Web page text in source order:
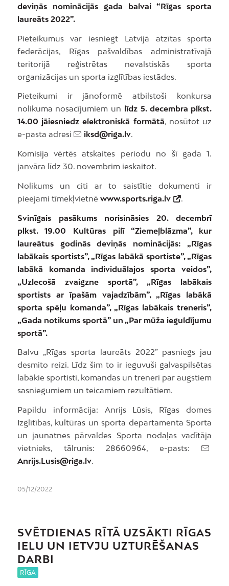
deviņās nominācijās gada balvai “Rīgas sporta
laureāts 2022”.
Pieteikumus var iesniegt Latvijā atzītas sporta
federācijas, Rīgas pašvaldības administratīvajā
teritorijā reģistrētas nevalstiskās sporta
organizācijas un sporta izglītības iestādes.
Pieteikumi ir jānoformē atbilstoši konkursa
nolikuma nosacījumiem un līdz 5. decembra plkst.
14.00 jāiesniedz elektroniskā formātā, nosūtot uz
e-pasta adresi
iksd@riga.lv.
Komisija vērtēs atskaites periodu no šī gada 1.
janvāra līdz 30. novembrim ieskaitot.
Nolikums un citi ar to saistītie dokumenti ir
pieejami tīmekļvietnē www.sports.riga.lv .
Svinīgais pasākums norisināsies 20. decembrī
plkst. 19.00 Kultūras pilī “Ziemeļblāzma”, kur
laureātus godinās deviņās nominācijās: „Rīgas
labākais sportists”, „Rīgas labākā sportiste”, „Rīgas
labākā komanda individuālajos sporta veidos”,
„Uzlecošā zvaigzne sportā”, „Rīgas labākais
sportists ar īpašām vajadzībām”, „Rīgas labākā
sporta spēļu komanda”, „Rīgas labākais treneris”,
„Gada notikums sportā” un „Par mūža ieguldījumu
sportā”.
Balvu „Rīgas sporta laureāts 2022” pasniegs jau
desmito reizi. Līdz šim to ir ieguvuši galvaspilsētas
labākie sportisti, komandas un treneri par augstiem
sasniegumiem un teicamiem rezultātiem.
Papildu informācija: Anrijs Lūsis, Rīgas domes
Izglītības, kultūras un sporta departamenta Sporta
un jaunatnes pārvaldes Sporta nodaļas vadītāja
vietnieks, tālrunis: 28660964, e-pasts:
Anrijs.Lusis@riga.lv.
05/12/2022
SVĒTDIENAS RĪTĀ UZSĀKTI RĪGAS
IELU UN IETVJU UZTURĒŠANAS
DARBI
RĪGA